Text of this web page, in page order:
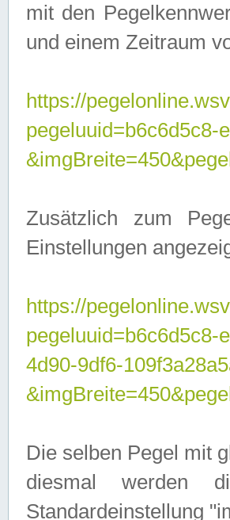
mit den
und einem Zeitraum
https://
pegeluuid=b6c6d5c8-
Zusätzlich zum
Einstellungen
https://
pegeluuid=b6c6d5c8-
4d90-9df6-
Die selben Pegel mit
diesmal werden
Standardeinstellung